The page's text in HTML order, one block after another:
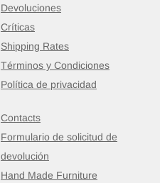
Devoluciones
Críticas
Shipping Rates
Términos y Condiciones
Política de privacidad
Contacts
Formulario de solicitud de
devolución
Hand Made Furniture